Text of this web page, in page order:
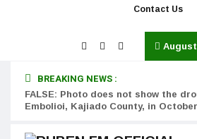
Contact Us
August
BREAKING NEWS :
FALSE: Photo does not show the
Embolioi, Kajiado County, in October